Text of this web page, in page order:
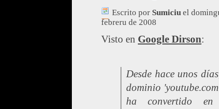
Escrito por Sumiciu el
febreru de 2008
Visto en Google Dirson:
Desde hace unos
dominio
ha convertido